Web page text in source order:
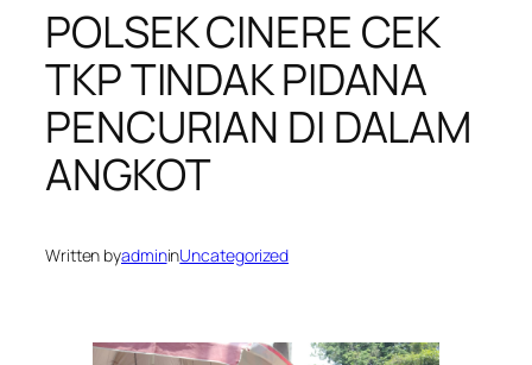
POLSEK CINERE CEK
TKP TINDAK PIDANA
PENCURIAN DI DALAM
ANGKOT
Written byadmininUncategorized